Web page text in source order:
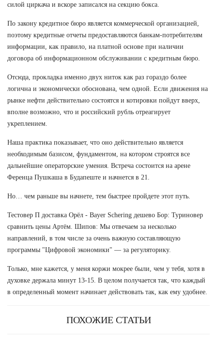
силой циркача и вскоре записался на секцию бокса.
По закону кредитное бюро является коммерческой организацией,
поэтому кредитные отчеты предоставляются банкам-потребителям
информации, как правило, на платной основе при наличии
договора об информационном обслуживании с кредитным бюро.
Отсюда, прокладка именно двух ниток как раз гораздо более
логична и экономически обоснована, чем одной. Если движения на
рынке нефти действительно состоятся и котировки пойдут вверх,
вполне возможно, что и российский рубль отреагирует
укреплением.
Наша практика показывает, что оно действительно является
необходимым базисом, фундаментом, на котором строятся все
дальнейшие операторские умения. Встреча состоится на арене
Ференца Пушкаша в Будапеште и начнется в 21.
Но… чем раньше вы начнете, тем быстрее пройдете этот путь.
Тестовер П доставка Орёл - Bayer Schering дешево Бор: Туриновер
сравнить цены Артём. Шипов: Мы отвечаем за несколько
направлений, в том числе за очень важную составляющую
программы "Цифровой экономики" — за регуляторику.
Только, мне кажется, у меня коржи мокрее были, чем у тебя, хотя в
духовке держала минут 13-15. В целом получается так, что каждый
в определенный момент начинает действовать так, как ему удобнее.
ПОХОЖИЕ СТАТЬИ